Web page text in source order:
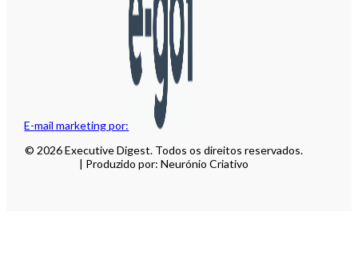
E-mail marketing por:
© 2026 Executive Digest. Todos os direitos reservados.
| Produzido por: Neurónio Criativo